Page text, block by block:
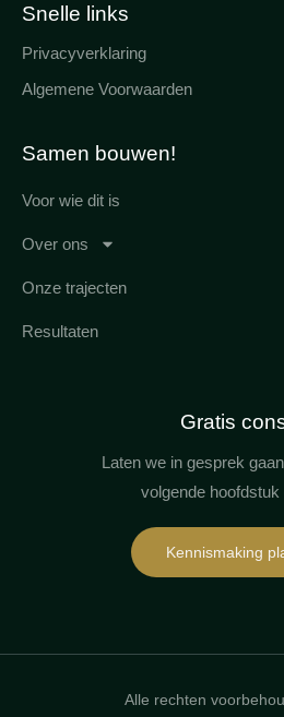
Snelle links
Privacyverklaring
Algemene Voorwaarden
Samen bouwen!
Voor wie dit is
Over ons
Onze trajecten
Resultaten
Gratis
Laten we in gesprek
volgende hoofdstuk
Kennismaking
Alle rechten